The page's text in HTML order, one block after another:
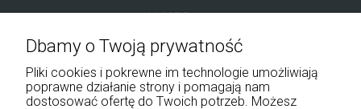
41-907 Bytom
+48 534 555 344
sklep@noxbox.pl
Dbamy o Twoją prywatność
Pliki cookies i pokrewne im technologie umożliwiają
poprawne działanie strony i pomagają nam
dostosować ofertę do Twoich potrzeb. Możesz